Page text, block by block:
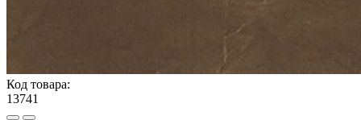
Код товара:
13741